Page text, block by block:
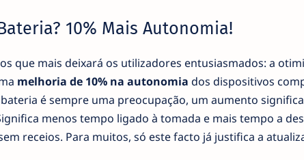
10% Mais Autonomia!
que mais deixará os utilizadores entusiasmados: a
melhoria de 10% na autonomia dos dispositivos
é sempre uma preocupação, um aumento
menos tempo ligado à tomada e mais tempo a
receios. Para muitos, só este facto já justifica a